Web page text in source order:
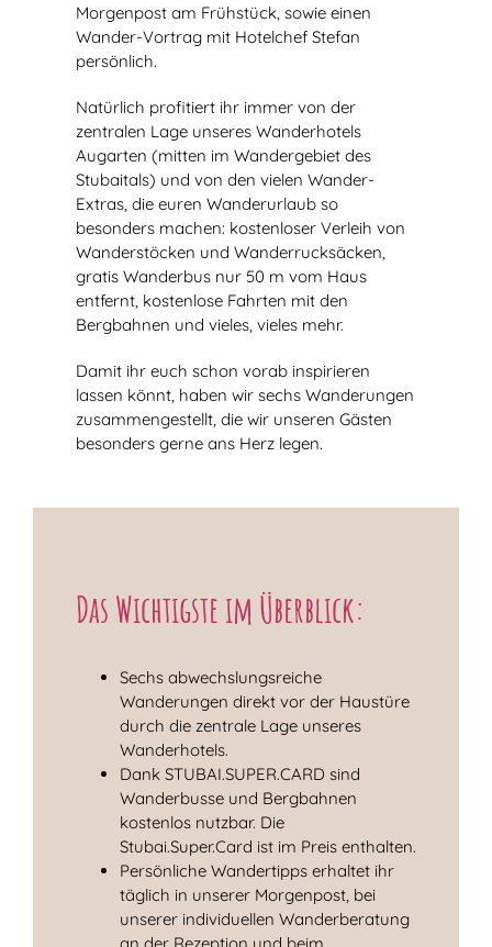
Morgenpost am Frühstück, sowie einen
Wander-Vortrag mit Hotelchef Stefan
persönlich.
Natürlich profitiert ihr immer von der
zentralen Lage unseres Wanderhotels
Augarten (mitten im Wandergebiet des
Stubaitals) und von den vielen Wander-
Extras, die euren Wanderurlaub so
besonders machen: kostenloser Verleih von
Wanderstöcken und Wanderrucksäcken,
gratis Wanderbus nur 50 m vom Haus
entfernt, kostenlose Fahrten mit den
Bergbahnen und vieles, vieles mehr.
Damit ihr euch schon vorab inspirieren
lassen könnt, haben wir sechs Wanderungen
zusammengestellt, die wir unseren Gästen
besonders gerne ans Herz legen.
Das Wichtigste im Überblick:
Sechs abwechslungsreiche
Wanderungen direkt vor der Haustüre
durch die zentrale Lage unseres
Wanderhotels.
Dank STUBAI.SUPER.CARD sind
Wanderbusse und Bergbahnen
kostenlos nutzbar. Die
Stubai.Super.Card ist im Preis enthalten.
Persönliche Wandertipps erhaltet ihr
täglich in unserer Morgenpost, bei
unserer individuellen Wanderberatung